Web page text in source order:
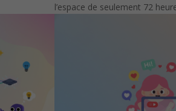
l’espace de seulement 72